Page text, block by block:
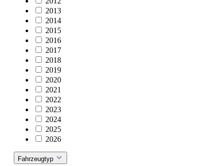
2013
2014
2015
2016
2017
2018
2019
2020
2021
2022
2023
2024
2025
2026
Fahrzeugtyp